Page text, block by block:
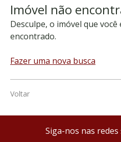
Imóvel não
Desculpe, o imóvel que
encontrado.
Fazer uma nova busca
Voltar
Siga-nos nas redes